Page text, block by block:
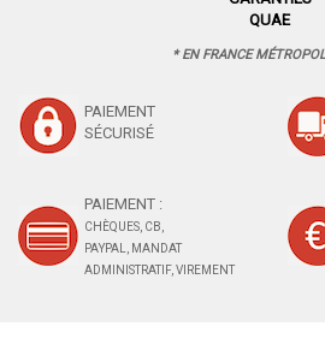
QUAE
* EN FRANCE
PAIEMENT
SÉCURISÉ
PAIEMENT :
CHÈQUES, CB,
PAYPAL, MANDAT
ADMINISTRATIF, VIREMENT